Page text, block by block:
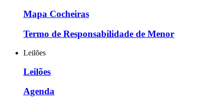
Mapa Cocheiras
Termo de Responsabilidade de Menor
Leilões
Leilões
Agenda